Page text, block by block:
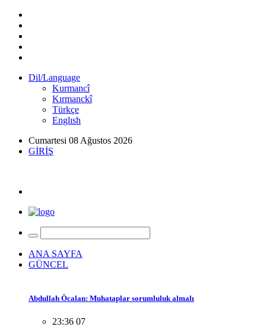
Dil/Language
Kurmancî
Kırmanckî
Türkçe
Englısh
Cumartesi 08 Ağustos 2026
GİRİŞ
ANA SAYFA
GÜNCEL
Abdullah Öcalan: Muhataplar sorumluluk almalı
23:36 07